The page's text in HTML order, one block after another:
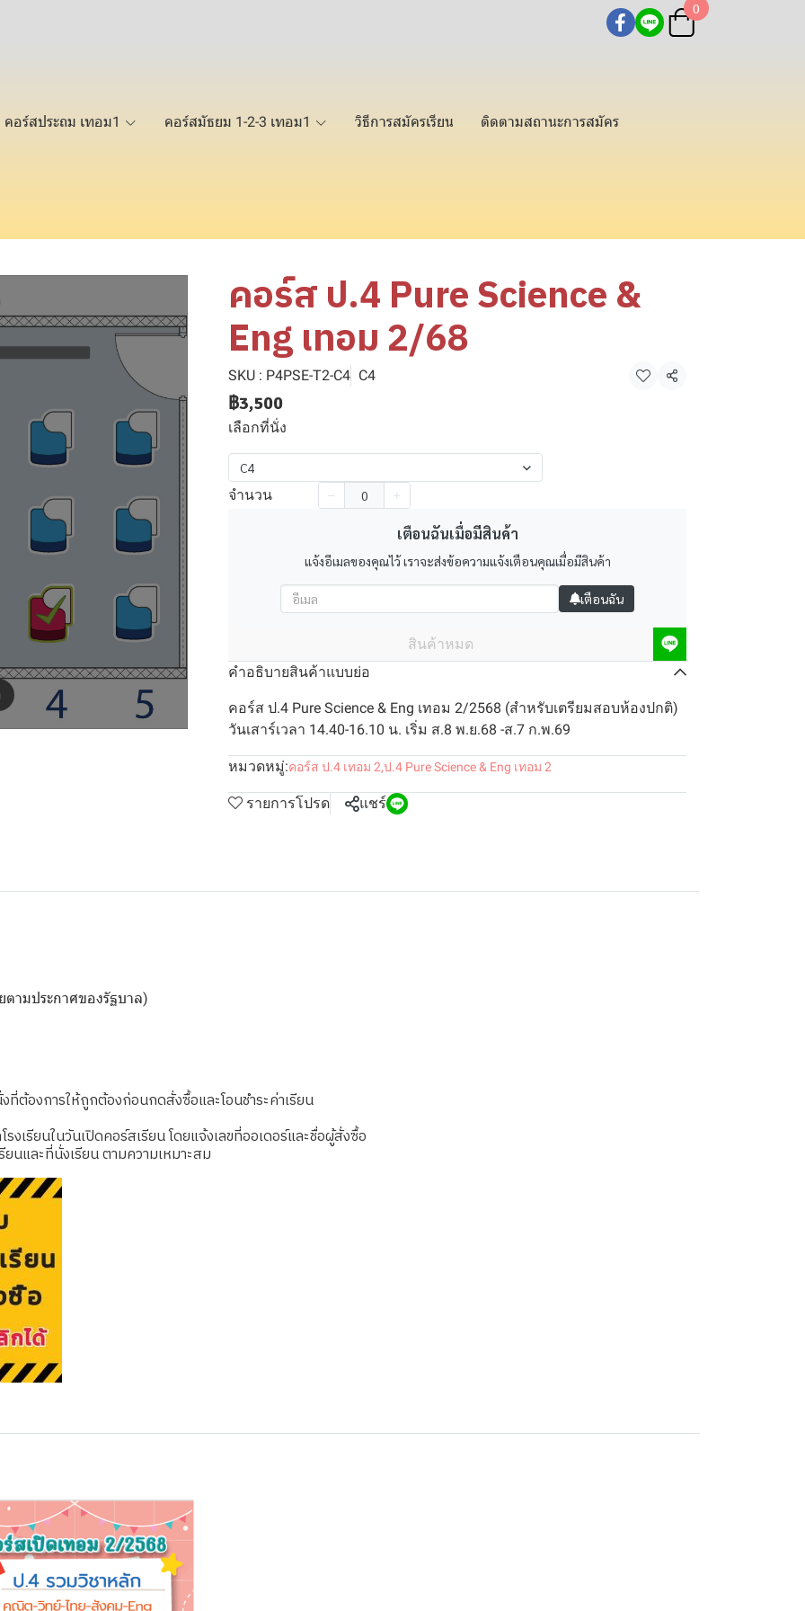
0
คอร์สประถม เทอม1 คอร์สมัธยม 1-2-3 เทอม1 วิธีการสมัครเรียน ติดตามสถานะการสมัคร
คอร์ส ป.4 Pure Science &
Eng เทอม 2/68
SKU : P4PSE-T2-C4 C4 แชร์
฿3,500
เลือกที่นั่ง
C4
จำนวน
เตือนฉันเมื่อมีสินค้า
แจ้งอีเมลของคุณไว้ เราจะส่งข้อความแจ้งเตือนคุณเมื่อมีสินค้า
เตือนฉัน
สินค้าหมด
คำอธิบายสินค้าแบบย่อ
คอร์ส ป.4 Pure Science & Eng เทอม 2/2568 (สำหรับเตรียมสอบห้องปกติ)
วันเสาร์เวลา 14.40-16.10 น. เริ่ม ส.8 พ.ย.68 -ส.7 ก.พ.69
หมวดหมู่:คอร์ส ป.4 เทอม 2,ป.4 Pure Science & Eng เทอม 2
รายการโปรด แชร์
ามประกาศของรัฐบาล)
ต้องการให้ถูกต้องก่อนกดสั่งซื้อและโอนชำระค่าเรียน
งเรียนในวันเปิดคอร์สเรียน โดยแจ้งเลขที่ออเดอร์และชื่อผู้สั่งซื้อ
นและที่นั่งเรียน ตามความเหมาะสม